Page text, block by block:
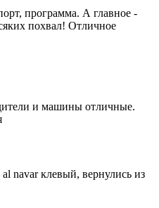
программа. А главное -
похвал! Отличное
и машины отличные.
navar клевый, вернулись из